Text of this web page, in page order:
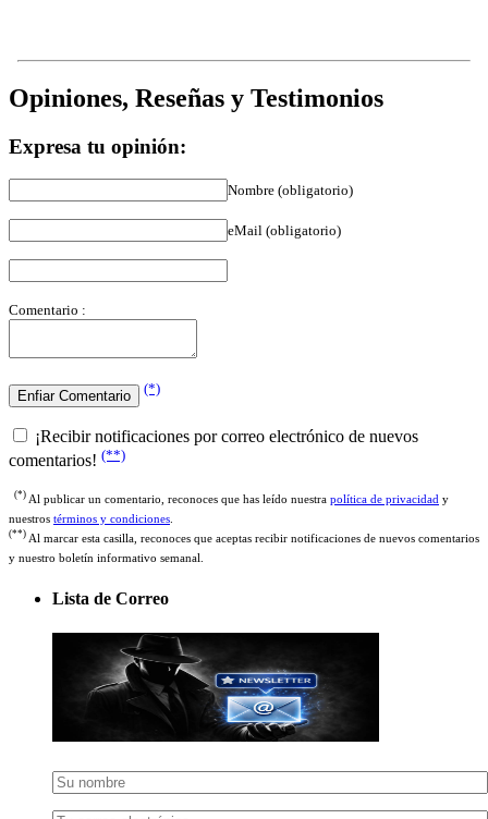
Opiniones, Reseñas y Testimonios
Expresa tu opinión:
Nombre (obligatorio)
eMail (obligatorio)
Comentario :
(*)
¡Recibir notificaciones por correo electrónico de nuevos
comentarios! (**)
(*) Al publicar un comentario, reconoces que has leído nuestra política de privacidad y
nuestros términos y condiciones
(**) Al marcar esta casilla, reconoces que aceptas recibir notificaciones de nuevos comentarios
y nuestro boletín informativo semanal.
Lista de Correo